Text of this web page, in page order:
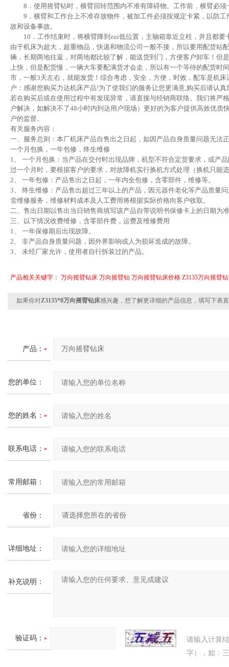
8．使用摇臂钻时，横臂回转范围内不准有障碍物。工作前，横臂必须
9．横臂和工作台上不准存放物件，被加工件必须按规定卡紧，以防工
故和设备事故。
10．工作结束时，将横臂降到zui低位置，主轴箱靠近立柱，并且都要
由于机床为超大，超重物品，快递和物流公司一般不接，所以要用配货站
辆，长期两地往返，对两地都比较了解，能送货到门，方便客户卸车！但
上快，但是配货慢，一辆大车要配满货才会走，所以有一个等待的配货时
市，一般3天左右，就能发货！综合考虑，安全，方便，时效，配车是机
户：感谢您购买力达机床产品!为了使我们的服务让您更满意,购买后请认
若在购买后或在使用过程中有发现异常，请直接与经销商联络。我们将严
户解决，如解决不了48小时内到达用户现场）更好的为客户提供高效优质
户的监督。
有关服务内容：
一、服务总则：本厂机床产品自售出之日起，如因产品自身质量问题无法
一个月包换，一年包修，终生维修
1、 一个月包换：当产品在交付时出现品牌，机型不符合定货要求，或产
过一个月时，要根据客户的要求，对故障机实行换机方式处理（换机只能
2、 一年包修：产品售出之日起，一年内全包修，含零部件，维修等。
3、 终生维修：产品售出超过三年以上的产品，因元器件老化等产品质量
尝维修服务，维修材料成本及人工费用将根据实际价格向客户收取。
二、售出日期以售出当日销售商填写该产品自带说明书保修卡上的日期为
三、以下情况收费维修，含零部件费，运费及维修费用
1、 一年保修期后出现故障。
2、 非产品自身质量问题，因外界影响或人为损坏造成的故障。
3、 未经厂家允许，使用者自行拆装过的产品。
产品相关关键字： 万向摇臂钻床 万向摇臂钻 万向摇臂钻床价格 Z3135万向摇臂
如果你对Z3135*8万向摇臂钻床感兴趣，想了解更详细的产品信息，填写下表
产品：
您的单位：
您的姓名：
联系电话：
常用邮箱：
省份：
详细地址：
补充说明：
验证码：
请输入计算
字），如：